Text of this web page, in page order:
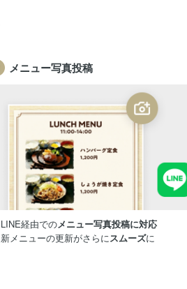
メニュー写真投稿
LINE経由でのメニュー写真投稿に対応
新メニューの更新がさらにスムーズに